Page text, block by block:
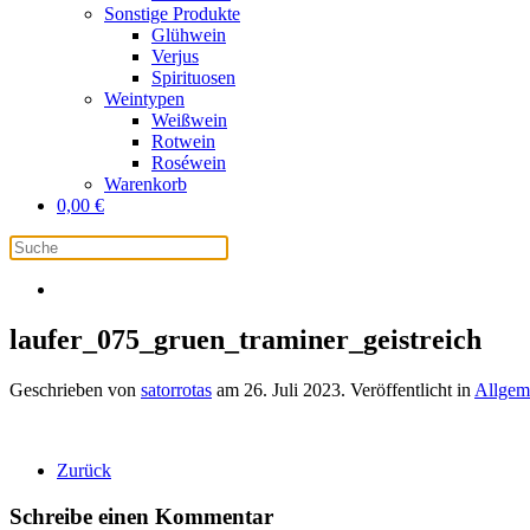
Sonstige Produkte
Glühwein
Verjus
Spirituosen
Weintypen
Weißwein
Rotwein
Roséwein
Warenkorb
0,00 €
laufer_075_gruen_traminer_geistreich
Geschrieben von satorrotas am 26. Juli 2023. Veröffentlicht in
Zurück
Schreibe einen Kommentar